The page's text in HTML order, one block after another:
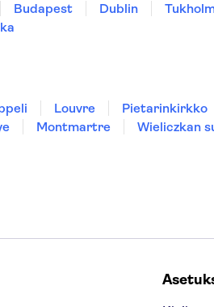
Budapest Dublin
Louvre Pietarinkirkko
Montmartre Wieliczkan